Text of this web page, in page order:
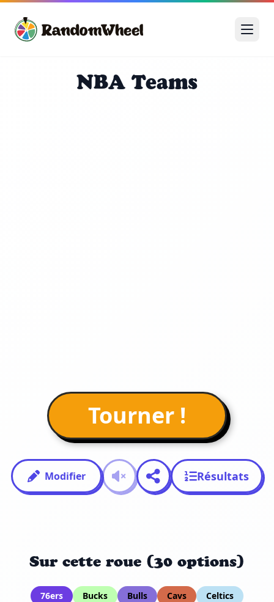
NBA Teams
Tourner !
Modifier Résultats
Sur cette roue (30 options)
76ers Bucks Bulls Cavs
Celtics